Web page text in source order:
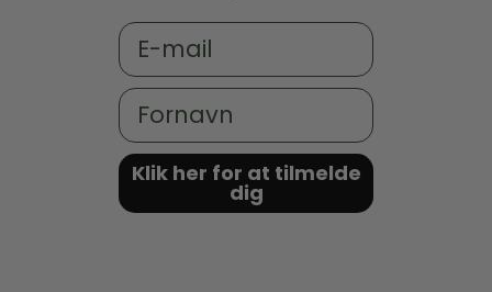
Email
Fornavn
Klik her for at tilmelde
dig